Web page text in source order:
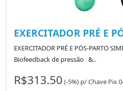
EXERCITADOR PRÉ E
EXERCITADOR PRÉ E PÓS-PARTO
Biofeedback de pressão &..
R$313.50 (-5%) p/Chave Pix